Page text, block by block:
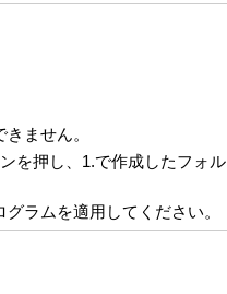
ません。
を押し、1.で作成したフォ
ラムを適用してください。